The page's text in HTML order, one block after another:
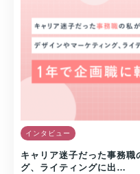
インタビュー
キャリア迷子だった事務
グ、ライティングに出…